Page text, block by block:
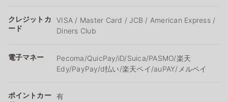
クレジットカ
ード
VISA / Master Card / JCB / American Express /
Diners Club
電子マネー
Pecoma/QuicPay/iD/Suica/PASMO/楽天
Edy/PayPay/d払い/楽天ペイ/auPAY/メルペイ
ポイントカー
有